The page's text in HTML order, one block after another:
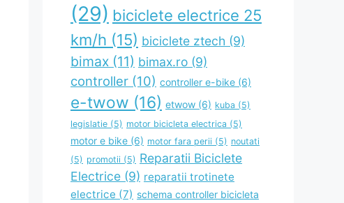
(29) biciclete electrice 25
km/h (15) biciclete ztech (9)
bimax (11) bimax.ro (9)
controller (10) controller e-bike (6)
e-twow (16) etwow (6) kuba (5)
legislatie (5) motor bicicleta electrica (5)
motor e bike (6) motor fara perii (5) noutati
(5) promotii (5) Reparatii Biciclete
Electrice (9) reparatii trotinete
electrice (7) schema controller bicicleta